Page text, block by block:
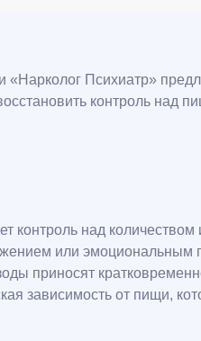
Психиатр»
контроль над
контроль над
или
приносят
зависимость от пищи,